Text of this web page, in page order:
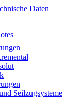
Daten
Seilzugsysteme